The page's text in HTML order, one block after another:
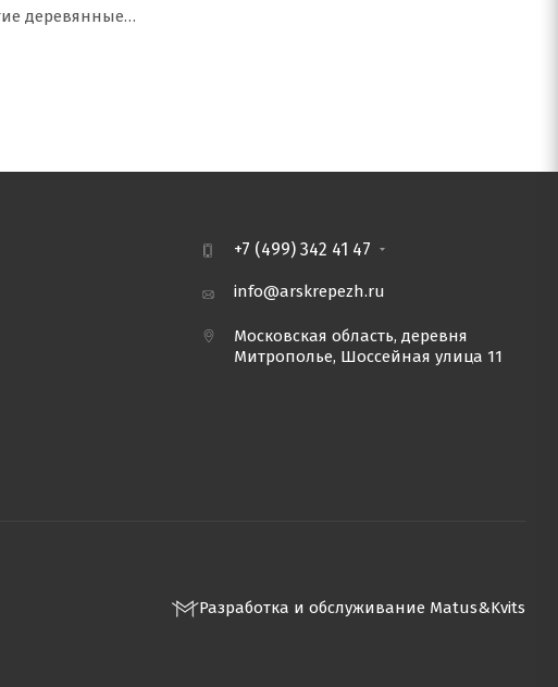
деревянные
мышьяка и
+7 (499) 342 41 47
info@arskrepezh.ru
Московская область, деревня
Митрополье, Шоссейная улица 11
Разработка и обслуживание Matus&Kvits